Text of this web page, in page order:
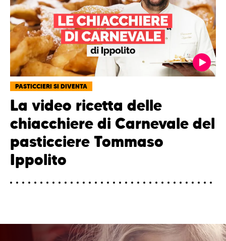
PASTICCIERI SI DIVENTA
La video ricetta delle
chiacchiere di Carnevale del
pasticciere Tommaso
Ippolito